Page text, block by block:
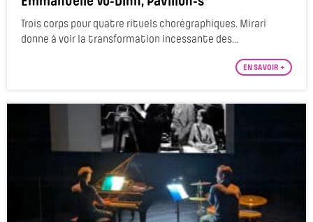
Trois corps pour quatre rituels chorégraphiques. Mirari
donne à voir la transformation incessante des...
EN SAVOIR +